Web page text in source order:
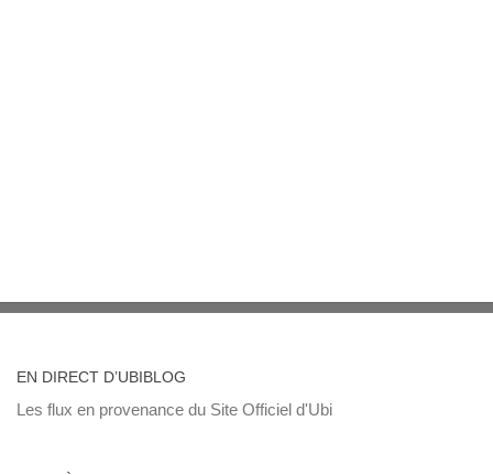
EN DIRECT D’UBIBLOG
Les flux en provenance du Site Officiel d'Ubi